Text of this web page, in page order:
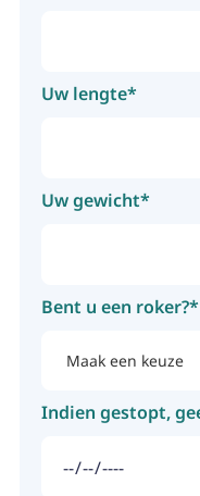
Uw lengte*
Uw gewicht*
Bent u een roker?*
Indien gestopt,